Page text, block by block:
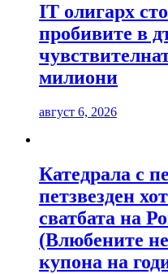
IT олигарх
пробивите в
милиони
август 6, 2026
Катедрала с
петзвезден
сватбата на
(Влюбените
купона на